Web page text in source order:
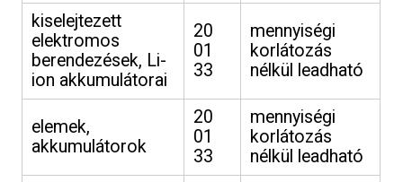
kiselejtezett
elektromos
berendezések, Li-
ion akkumulátorai
20
01
33
mennyiségi
korlátozás
nélkül leadható
elemek,
akkumulátorok
20
01
33
mennyiségi
korlátozás
nélkül leadható